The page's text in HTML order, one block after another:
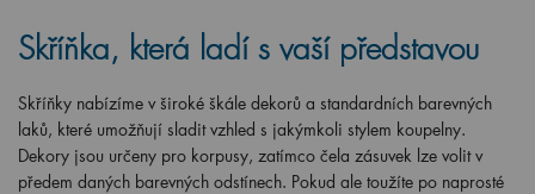
Skříňka, která ladí s vaší představou
Skříňky nabízíme v široké škále dekorů a standardních barevných
laků, které umožňují sladit vzhled s jakýmkoli stylem koupelny.
Dekory jsou určeny pro korpusy, zatímco čela zásuvek lze volit v
předem daných barevných odstínech. Pokud ale toužíte po naprosté